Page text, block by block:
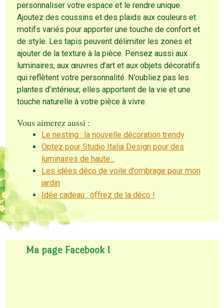
personnaliser votre espace et le rendre unique.
Ajoutez des coussins et des plaids aux couleurs et
motifs variés pour apporter une touche de confort et
de style. Les tapis peuvent délimiter les zones et
ajouter de la texture à la pièce. Pensez aussi aux
luminaires, aux œuvres d’art et aux objets décoratifs
qui reflètent votre personnalité. N’oubliez pas les
plantes d’intérieur, elles apportent de la vie et une
touche naturelle à votre pièce à vivre.
Vous aimerez aussi :
Le nesting : la nouvelle décoration trendy
Optez pour Studio Italia Design pour des
luminaires de haute…
Les idées déco de voile d’ombrage pour mon
jardin
Idée cadeau : offrez de la déco !
Ma page Facebook !